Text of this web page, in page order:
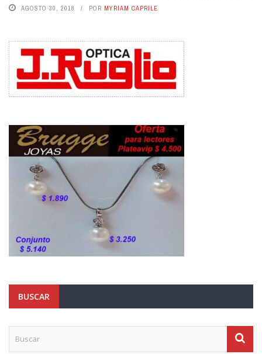
AGOSTO 30, 2018 POR MYRIAM CAPRILE
BUSCAR